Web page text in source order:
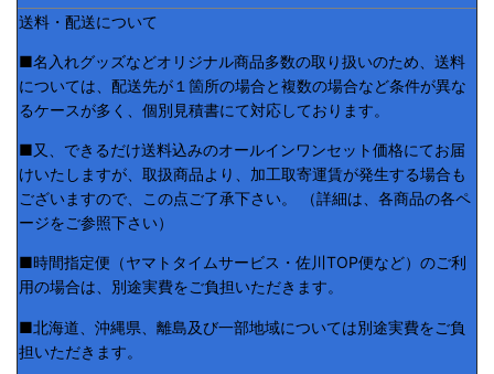
送料・配送について
■名入れグッズなどオリジナル商品多数の取り扱いのため、送料
については、配送先が１箇所の場合と複数の場合など条件が異な
るケースが多く、個別見積書にて対応しております。
■又、できるだけ送料込みのオールインワンセット価格にてお届
けいたしますが、取扱商品より、加工取寄運賃が発生する場合も
ございますので、この点ご了承下さい。 （詳細は、各商品の各ペ
ージをご参照下さい）
■時間指定便（ヤマトタイムサービス・佐川TOP便など）のご利
用の場合は、別途実費をご負担いただきます。
■北海道、沖縄県、離島及び一部地域については別途実費をご負
担いただきます。